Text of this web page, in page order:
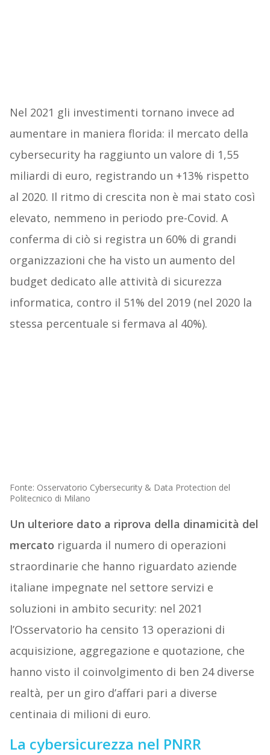
Nel 2021 gli investimenti tornano invece ad
aumentare in maniera florida: il mercato della
cybersecurity ha raggiunto un valore di 1,55
miliardi di euro, registrando un +13% rispetto
al 2020. Il ritmo di crescita non è mai stato così
elevato, nemmeno in periodo pre-Covid. A
conferma di ciò si registra un 60% di grandi
organizzazioni che ha visto un aumento del
budget dedicato alle attività di sicurezza
informatica, contro il 51% del 2019 (nel 2020 la
stessa percentuale si fermava al 40%).
Fonte: Osservatorio Cybersecurity & Data Protection del
Politecnico di Milano
Un ulteriore dato a riprova della dinamicità del
mercato riguarda il numero di operazioni
straordinarie che hanno riguardato aziende
italiane impegnate nel settore servizi e
soluzioni in ambito security: nel 2021
l’Osservatorio ha censito 13 operazioni di
acquisizione, aggregazione e quotazione, che
hanno visto il coinvolgimento di ben 24 diverse
realtà, per un giro d’affari pari a diverse
centinaia di milioni di euro.
La cybersicurezza nel PNRR